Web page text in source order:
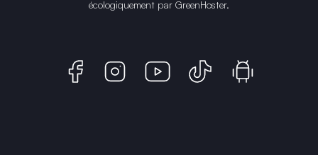
écologiquement par GreenHoster.